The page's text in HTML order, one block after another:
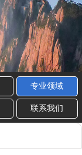
专业领域
联系我们